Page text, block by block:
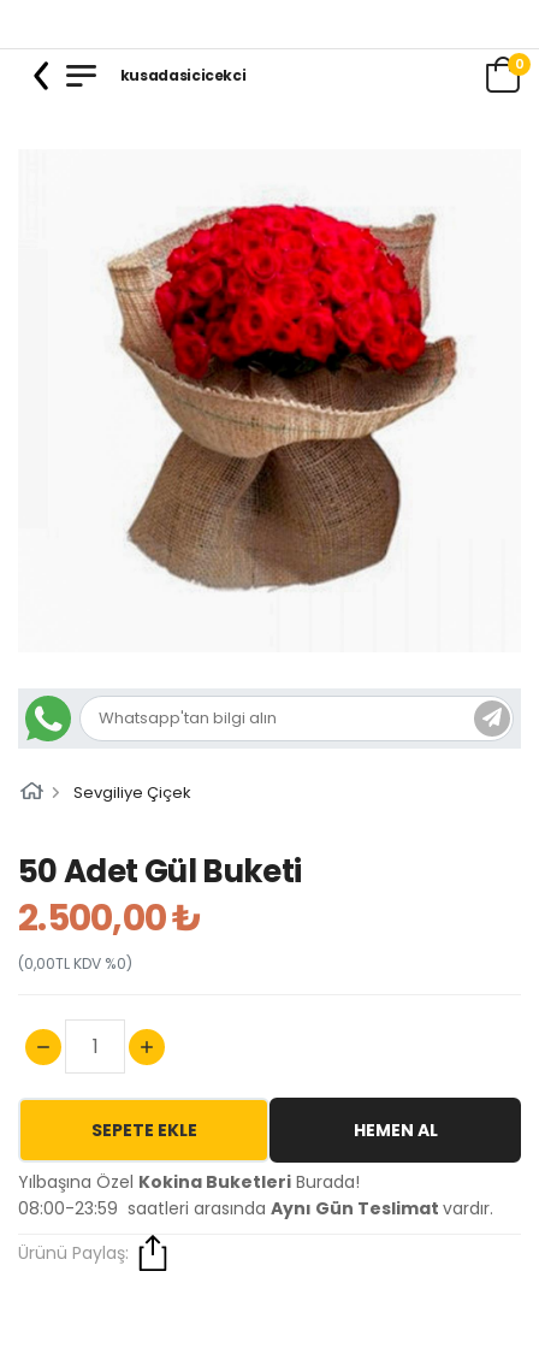
kusadasicicekci
0
Sevgiliye Çiçek
50 Adet Gül Buketi
2.500,00 ₺
(0,00TL KDV %0)
SEPETE EKLE HEMEN AL
Yılbaşına Özel Kokina Buketleri Burada!
08:00-23:59 saatleri arasında Aynı Gün Teslimat vardır.
Ürünü Paylaş: